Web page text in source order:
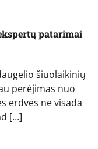
patarimai
šiuolaikinių
perėjimas nuo
erdvės ne visada
[…]